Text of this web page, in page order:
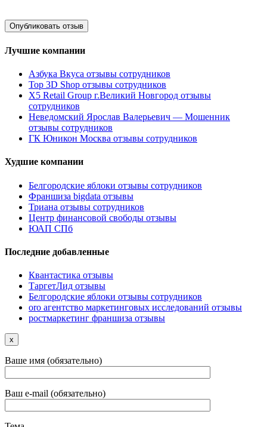
Лучшие компании
Азбука Вкуса отзывы сотрудников
Top 3D Shop отзывы сотрудников
X5 Retail Group г.Великий Новгород отзывы
сотрудников
Неведомский Ярослав Валерьевич — Мошенник
отзывы сотрудников
ГК Юникон Москва отзывы сотрудников
Худшие компании
Белгородские яблоки отзывы сотрудников
Франшиза bigdata отзывы
Триана отзывы сотрудников
Центр финансовой свободы отзывы
ЮАП СПб
Последние добавленные
Квантастика отзывы
ТаргетЛид отзывы
Белгородские яблоки отзывы сотрудников
oro агентство маркетинговых исследований отзывы
ростмаркетинг франшиза отзывы
x
Ваше имя (обязательно)
Ваш e-mail (обязательно)